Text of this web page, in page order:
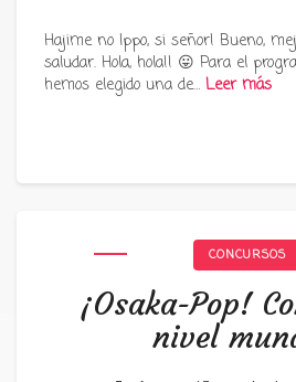
Hajime no Ippo, si señor! Bueno,
saludar. Hola, hola!! 😛 Para el
hemos elegido una de… Leer más
CONCURSOS
¡Osaka-Pop!
nivel